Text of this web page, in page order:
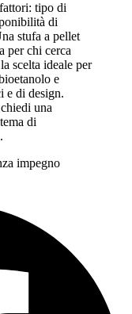
tipo di
di
stufa a pellet
per chi cerca
scelta ideale per
e
e di design.
una
di
impegno